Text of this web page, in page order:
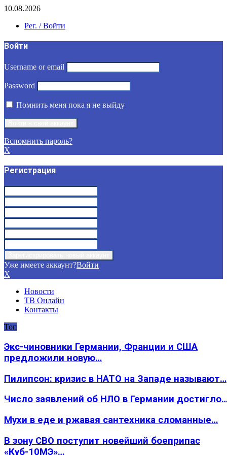
10.08.2026
Рег. / Войти
Войти
Username or email
Password
Помнить меня пока я не выйду
Вспомнить пароль?
X
Регистрация
Уже имеете аккаунт?Войти
X
Новости
ТВ Онлайн
Контакты
Топ
Экс-чиновники Германии, Франции и США
предложили новую…
Пилипсон: кризис в НАТО на Западе называют…
Число заявлений об НЛО в Германии
Мухи в еде и ржавая сантехника сломанные…
В зону СВО поступит новейший боеприпас
«Куб-10МЭ»…